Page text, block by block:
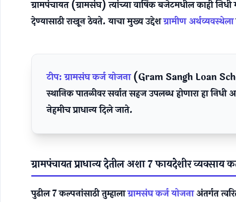
ग्रामपंचायत (ग्रामसंघ) त्यांच्या वार्षिक बजेटमधील काही
देण्यासाठी राखून ठेवते. याचा मुख्य उद्देशग्रामीण अर्थव्यवस्थेला
टीप: ग्रामसंघ कर्ज योजना(Gram Sangh Loan
स्थानिक पातळीवर सर्वात सहज उपलब्ध होणारा हा
नेहमीच प्राधान्य दिले जाते.
ग्रामपंचायत प्राधान्य देतील अशा 7 फायदेशीर व्यवसाय
पुढील 7 कल्पनांसाठी तुम्हालाग्रामसंघ कर्ज योजनाअंतर्गत